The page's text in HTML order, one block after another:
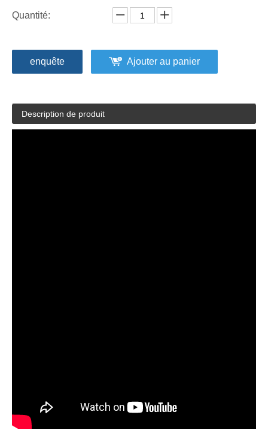
Quantité:
enquête Ajouter au panier
Description de produit